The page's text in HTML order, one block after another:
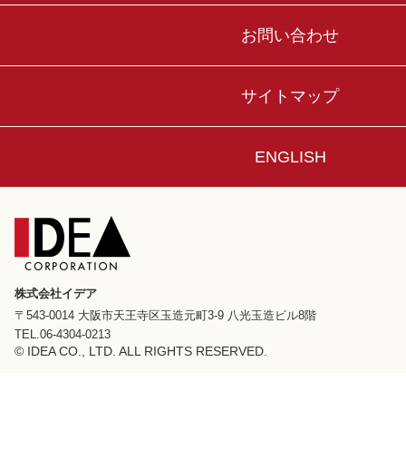
お問い合わせ
サイトマップ
ENGLISH
株式会社イデア
〒543-0014 大阪市天王寺区玉造元町3-9 八光玉造ビル8階
TEL.06-4304-0213
© IDEA CO., LTD. ALL RIGHTS RESERVED.